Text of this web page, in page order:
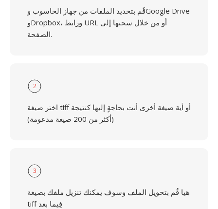
قُم بتحديد الملفات من جهاز الحاسوب وGoogle Drive
وDropbox، ورابط URL أو من خلال سحبها إلى
الصفحة.
2
اختر صيغة tiff أو أية صيغة أخرى أنت بحاجةٍ إليها كنتيجة
(أكثر من 200 صيغة مدعومة)
3
هيا قُم بتحويل الملف وسوف يمكنك تنزيل ملفك بصيغة
tiff فِيما بعد